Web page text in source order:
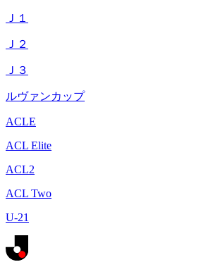
Ｊ１
Ｊ２
Ｊ３
ルヴァンカップ
ACLE
ACL Elite
ACL2
ACL Two
U-21